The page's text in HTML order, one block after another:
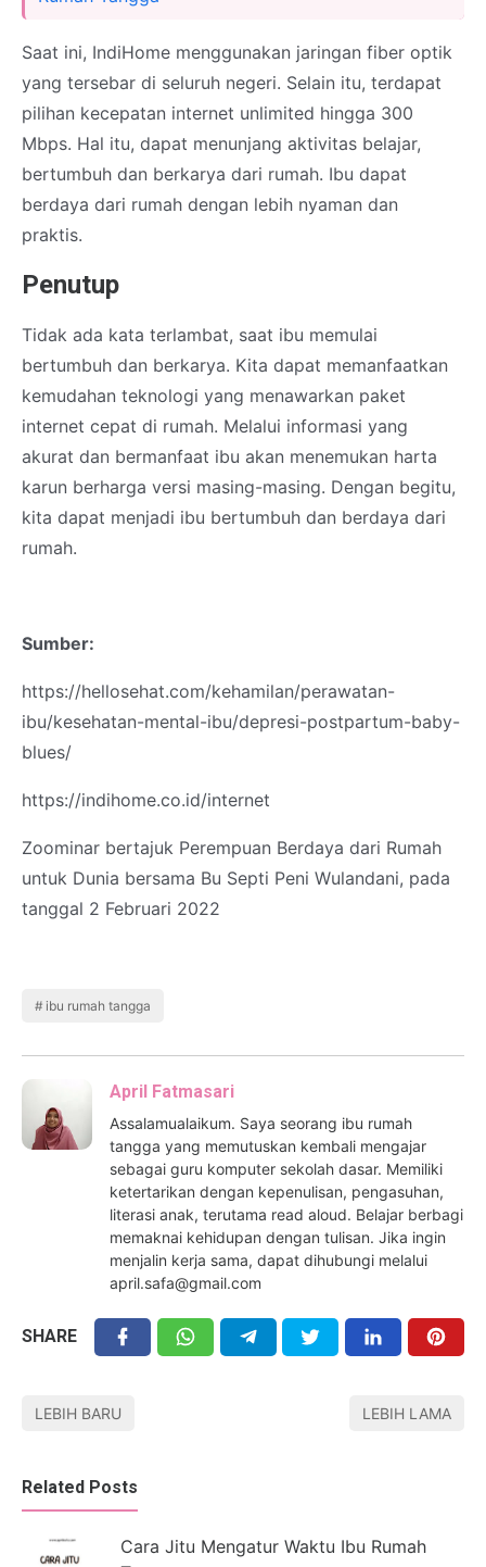
Saat ini, IndiHome menggunakan jaringan fiber optik
yang tersebar di seluruh negeri. Selain itu, terdapat
pilihan kecepatan internet unlimited hingga 300
Mbps. Hal itu, dapat menunjang aktivitas belajar,
bertumbuh dan berkarya dari rumah. Ibu dapat
berdaya dari rumah dengan lebih nyaman dan
praktis.
Penutup
Tidak ada kata terlambat, saat ibu memulai
bertumbuh dan berkarya. Kita dapat memanfaatkan
kemudahan teknologi yang menawarkan paket
internet cepat di rumah. Melalui informasi yang
akurat dan bermanfaat ibu akan menemukan harta
karun berharga versi masing-masing. Dengan begitu,
kita dapat menjadi ibu bertumbuh dan berdaya dari
rumah.
Sumber:
https://hellosehat.com/kehamilan/perawatan-
ibu/kesehatan-mental-ibu/depresi-postpartum-baby-
blues/
https://indihome.co.id/internet
Zoominar bertajuk Perempuan Berdaya dari Rumah
untuk Dunia bersama Bu Septi Peni Wulandani, pada
tanggal 2 Februari 2022
ibu rumah tangga
April Fatmasari
Assalamualaikum. Saya seorang ibu rumah
tangga yang memutuskan kembali mengajar
sebagai guru komputer sekolah dasar. Memiliki
ketertarikan dengan kepenulisan, pengasuhan,
literasi anak, terutama read aloud. Belajar berbagi
memaknai kehidupan dengan tulisan. Jika ingin
menjalin kerja sama, dapat dihubungi melalui
april.safa@gmail.com
SHARE
LEBIH BARU LEBIH LAMA
Related Posts
Cara Jitu Mengatur Waktu Ibu Rumah